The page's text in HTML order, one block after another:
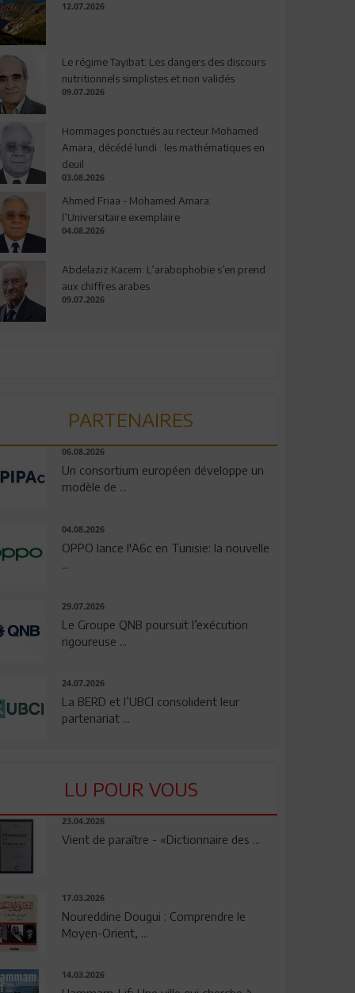
12.07.2026
Le régime Tayibat: Les dangers des discours
nutritionnels simplistes et non validés
09.07.2026
Hommages ponctués au recteur Mohamed
Amara, décédé lundi : les mathématiques en
deuil
03.08.2026
Ahmed Friaa - Mohamed Amara:
l’Universitaire exemplaire
04.08.2026
Abdelaziz Kacem: L’arabophobie s’en prend
aux chiffres arabes
09.07.2026
PARTENAIRES
06.08.2026
Un consortium européen développe un
modèle de ...
04.08.2026
OPPO lance l'A6c en Tunisie: la nouvelle
29.07.2026
Le Groupe QNB poursuit l’exécution
rigoureuse ...
24.07.2026
La BERD et l’UBCI consolident leur
partenariat ...
LU POUR VOUS
23.04.2026
Vient de paraître - «Dictionnaire des ...
17.03.2026
Noureddine Dougui : Comprendre le
Moyen-Orient, ...
14.03.2026